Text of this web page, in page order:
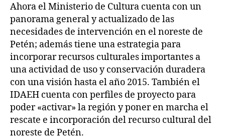
Ahora el Ministerio de Cultura cuenta con un
panorama general y actualizado de las
necesidades de intervención en el noreste de
Petén; además tiene una estrategia para
incorporar recursos culturales importantes a
una actividad de uso y conservación duradera
con una visión hasta el año 2015. También el
IDAEH cuenta con perfiles de proyecto para
poder «activar» la región y poner en marcha el
rescate e incorporación del recurso cultural del
noreste de Petén.